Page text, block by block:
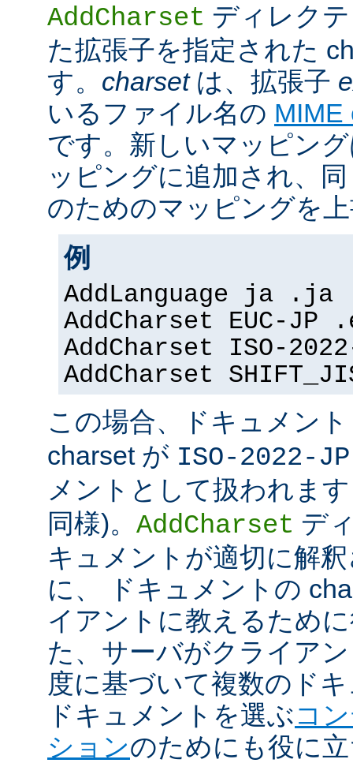
AddCharset ディレク
た拡張子を指定された
す。 charsetは、拡張子
いるファイル名の MIME
です。新しいマッピン
ッピングに追加され、
のためのマッピングを
例
AddLanguage ja .ja
AddCharset EUC-JP
AddCharset ISO-
AddCharset
この場合、ドキュメン
charset が ISO-2022-JP
メントとして扱われま
同様)。 AddCharset デ
キュメントが適切に解
に、 ドキュメントの
イアントに教えるため
た、サーバがクライア
度に基づいて複数のド
ドキュメントを選ぶコ
ションのためにも役に